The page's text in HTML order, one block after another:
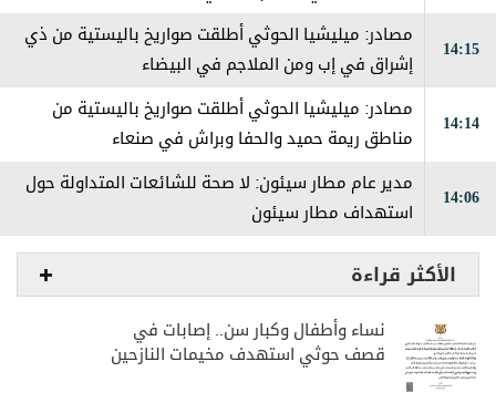
14:15
مصادر: ميليشيا الحوثي أطلقت صواريخ باليستية من ذي
إشراق في إب ومن الملاجم في البيضاء
14:14
مصادر: ميليشيا الحوثي أطلقت صواريخ باليستية من
مناطق ريمة حميد والحفا وبراش في صنعاء
14:06
مدير عام مطار سيئون: لا صحة للشائعات المتداولة حول
استهداف مطار سيئون
الأكثر قراءة
نساء وأطفال وكبار سن.. إصابات في
قصف حوثي استهدف مخيمات النازحين